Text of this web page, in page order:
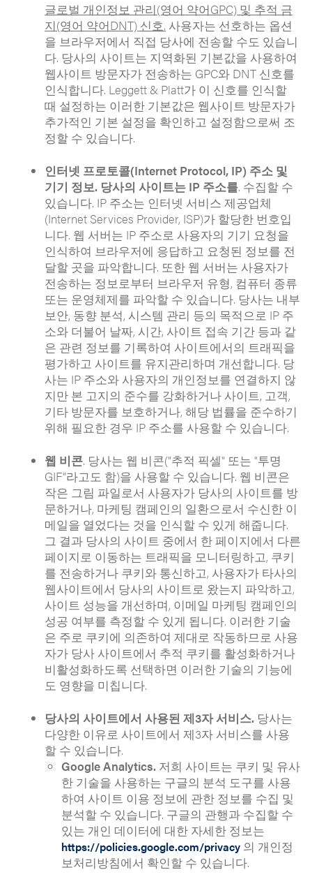
글로벌 개인정보 관리(영어 약어GPC) 및 추적 금
지(영어 약어DNT) 신호. 사용자는 선호하는 옵션
을 브라우저에서 직접 당사에 전송할 수도 있습니
다. 당사의 사이트는 지역화된 기본값을 사용하여
웹사이트 방문자가 전송하는 GPC와 DNT 신호를
인식합니다. Leggett & Platt가 이 신호를 인식할
때 설정하는 이러한 기본값은 웹사이트 방문자가
추가적인 기본 설정을 확인하고 설정함으로써 조
정할 수 있습니다.
인터넷 프로토콜(Internet Protocol, IP) 주소 및
기기 정보. 당사의 사이트는 IP 주소를. 수집할 수
있습니다. IP 주소는 인터넷 서비스 제공업체
(Internet Services Provider, ISP)가 할당한 번호입
니다. 웹 서버는 IP 주소로 사용자의 기기 요청을
인식하여 브라우저에 응답하고 요청된 정보를 전
달할 곳을 파악합니다. 또한 웹 서버는 사용자가
전송하는 정보로부터 브라우저 유형, 컴퓨터 종류
또는 운영체제를 파악할 수 있습니다. 당사는 내부
보안, 동향 분석, 시스템 관리 등의 목적으로 IP 주
소와 더불어 날짜, 시간, 사이트 접속 기간 등과 같
은 관련 정보를 기록하여 사이트에서의 트래픽을
평가하고 사이트를 유지관리하며 개선합니다. 당
사는 IP 주소와 사용자의 개인정보를 연결하지 않
지만 본 고지의 준수를 강화하거나 사이트, 고객,
기타 방문자를 보호하거나, 해당 법률을 준수하기
위해 필요한 경우 IP 주소를 사용할 수 있습니다.
웹 비콘. 당사는 웹 비콘("추적 픽셀" 또는 "투명
GIF"라고도 함)을 사용할 수 있습니다. 웹 비콘은
작은 그림 파일로서 사용자가 당사의 사이트를 방
문하거나, 마케팅 캠페인의 일환으로서 수신한 이
메일을 열었다는 것을 인식할 수 있게 해줍니다.
그 결과 당사의 사이트 중에서 한 페이지에서 다른
페이지로 이동하는 트래픽을 모니터링하고, 쿠키
를 전송하거나 쿠키와 통신하고, 사용자가 타사의
웹사이트에서 당사의 사이트로 왔는지 파악하고,
사이트 성능을 개선하며, 이메일 마케팅 캠페인의
성공 여부를 측정할 수 있게 됩니다. 이러한 기술
은 주로 쿠키에 의존하여 제대로 작동하므로 사용
자가 당사 사이트에서 추적 쿠키를 활성화하거나
비활성화하도록 선택하면 이러한 기술의 기능에
도 영향을 미칩니다.
당사의 사이트에서 사용된 제3자 서비스. 당사는
다양한 이유로 사이트에서 제3자 서비스를 사용
할 수 있습니다.
Google Analytics. 저희 사이트는 쿠키 및 유사
한 기술을 사용하는 구글의 분석 도구를 사용
하여 사이트 이용 정보에 관한 정보를 수집 및
분석할 수 있습니다. 구글의 관행과 수집할 수
있는 개인 데이터에 대한 자세한 정보는
https://policies.google.com/privacy 의 개인정
보처리방침에서 확인할 수 있습니다.